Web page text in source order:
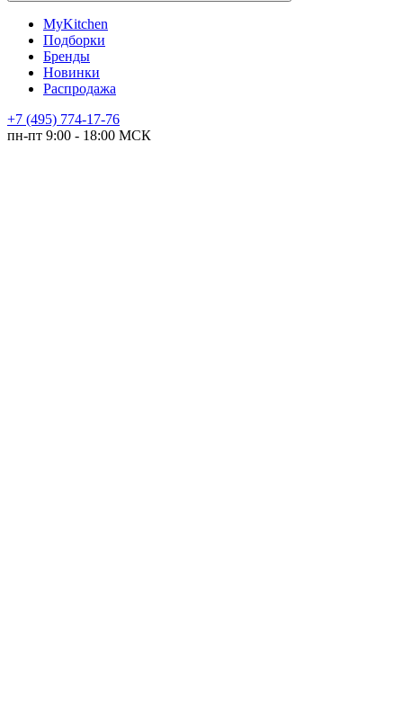
MyKitchen
Подборки
Бренды
Новинки
Распродажа
+7 (495) 774-17-76
пн-пт 9:00 - 18:00 МСК